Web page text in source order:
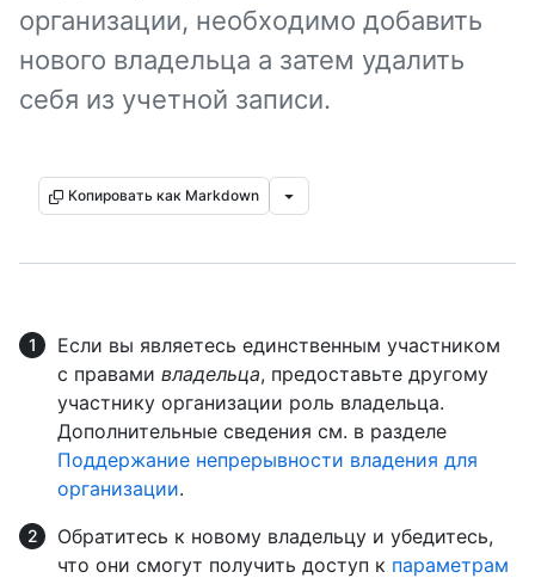
организации, необходимо добавить
нового владельца а затем удалить
себя из учетной записи.
Копировать как Markdown
Если вы являетесь единственным участником
с правами владельца, предоставьте другому
участнику организации роль владельца.
Дополнительные сведения см. в разделе
Поддержание непрерывности владения для
организации.
Обратитесь к новому владельцу и убедитесь,
что они смогут получить доступ к параметрам